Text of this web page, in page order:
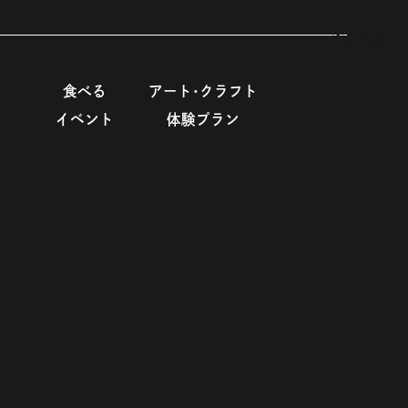
To Top
食べる
アート･クラフト
イベント
体験プラン